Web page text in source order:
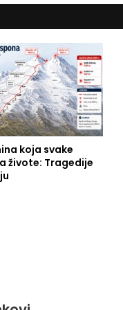
t
o
p
e
r
a
c
i
j
a
b
koja svake
živote: Tragedije